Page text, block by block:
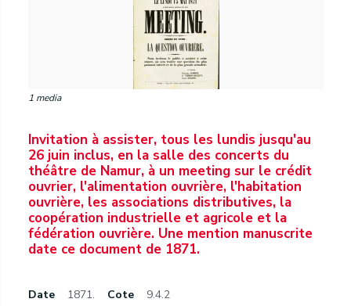
1 media
Invitation à assister, tous les lundis jusqu'au
26 juin inclus, en la salle des concerts du
théâtre de Namur, à un meeting sur le crédit
ouvrier, l'alimentation ouvrière, l'habitation
ouvrière, les associations distributives, la
coopération industrielle et agricole et la
fédération ouvrière. Une mention manuscrite
date ce document de 1871.
Date 1871. Cote 9.4.2